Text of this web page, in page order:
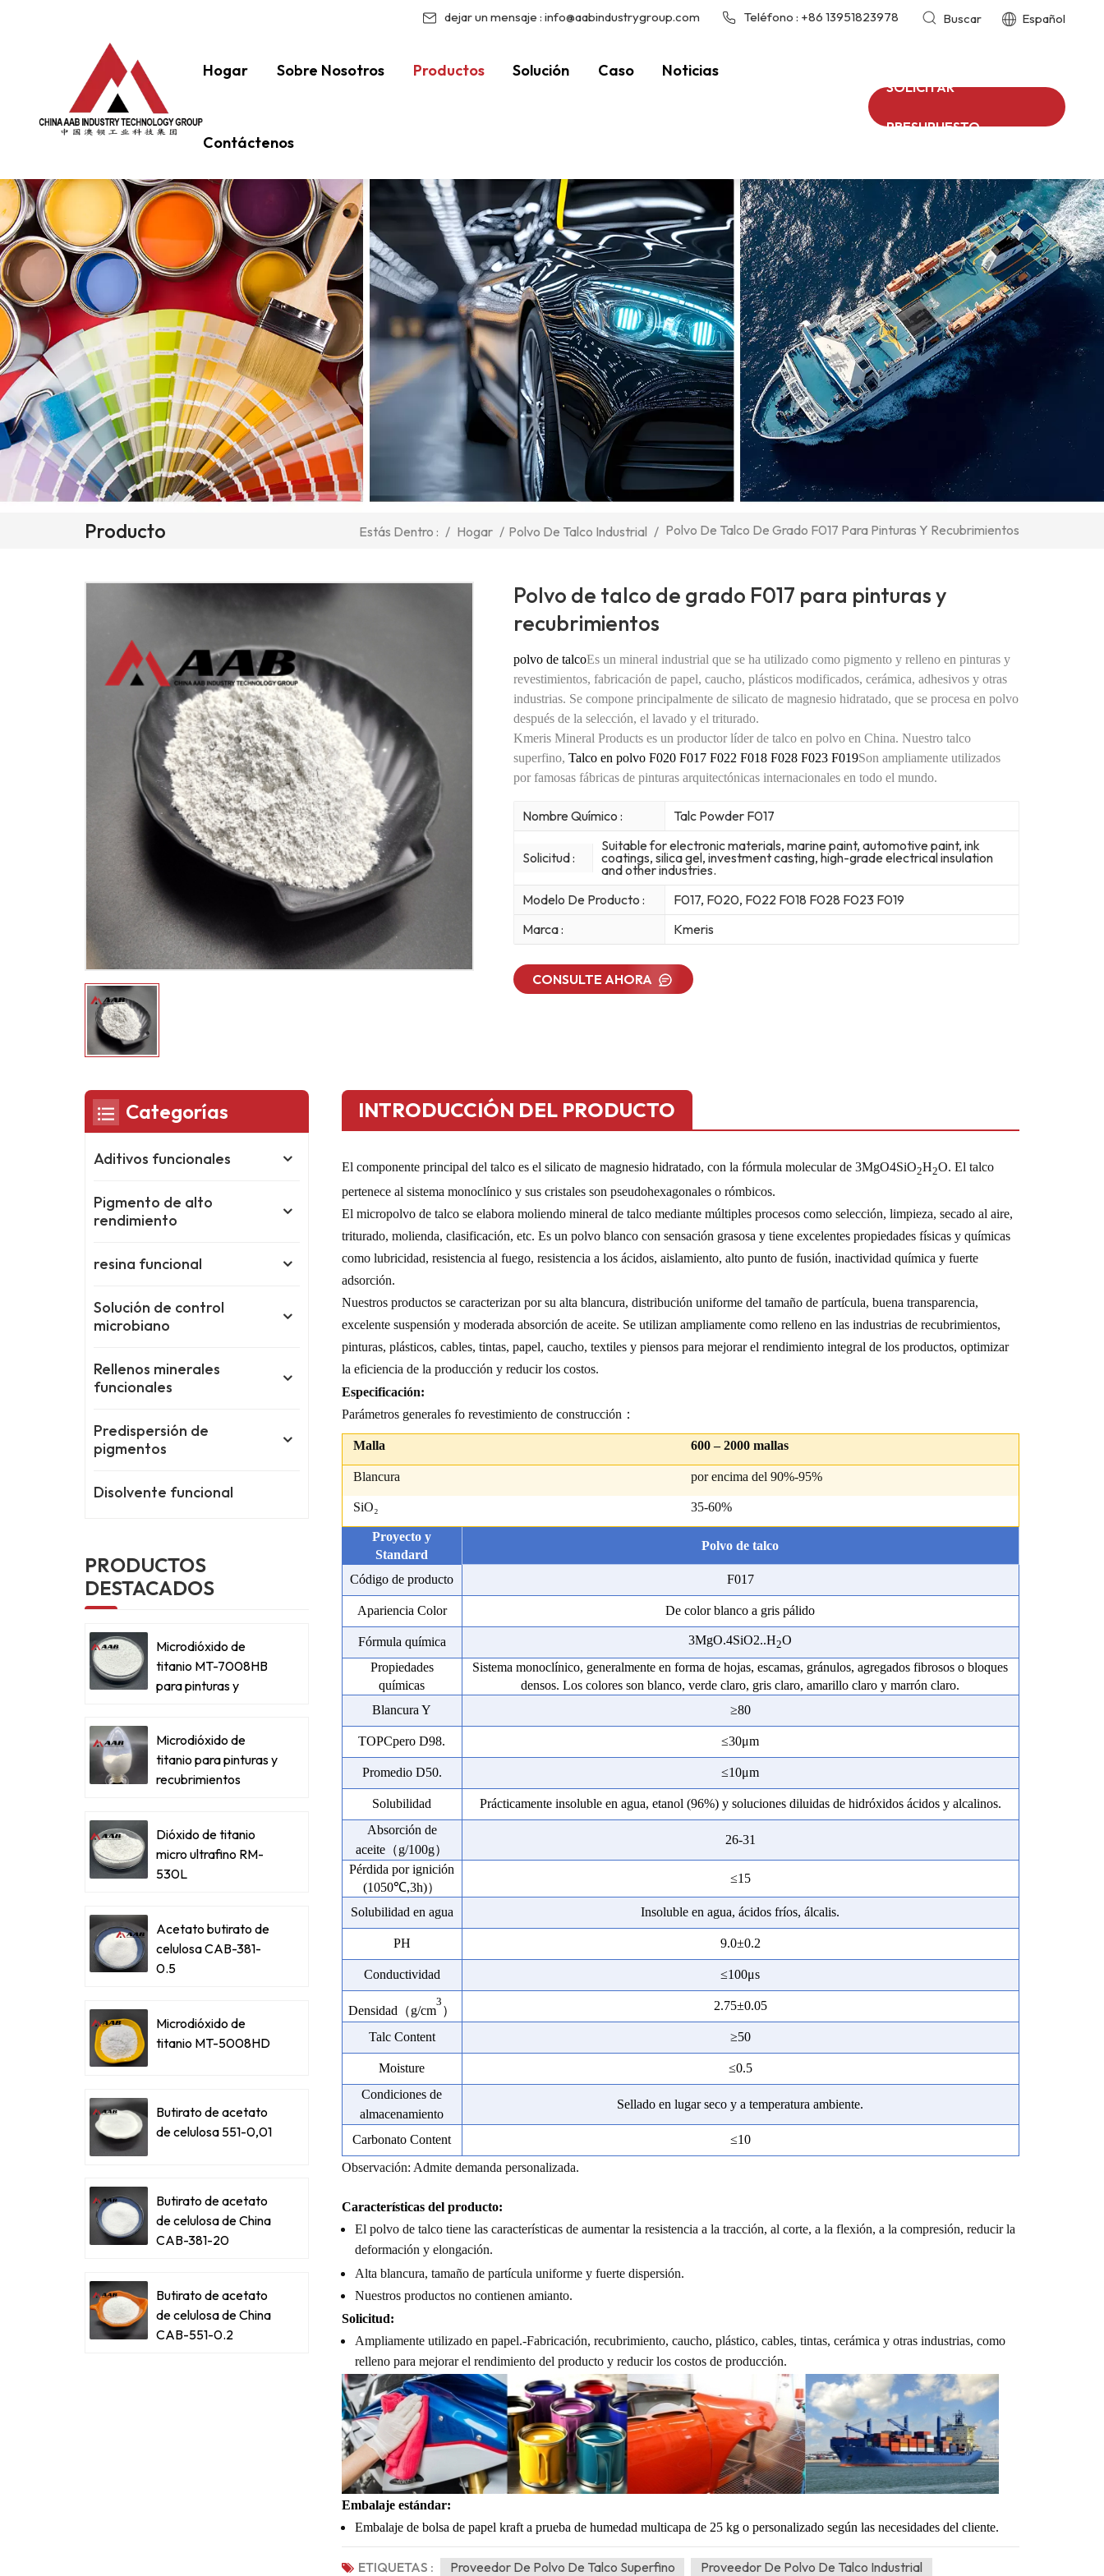
dejar un mensaje : info@aabindustrygroup.com Teléfono : +86 13951823978 Buscar Español
Hogar Sobre Nosotros Productos Solución Caso Noticias
Contáctenos
SOLICITAR
PRESUPUESTO
Producto Estás Dentro : / Hogar / Polvo De Talco Industrial / Polvo De Talco De Grado F017 Para Pinturas Y Recubrimientos
Polvo de talco de grado F017 para pinturas y
recubrimientos
polvo de talcoEs un mineral industrial que se ha utilizado como pigmento y relleno en pinturas y
revestimientos, fabricación de papel, caucho, plásticos modificados, cerámica, adhesivos y otras
industrias. Se compone principalmente de silicato de magnesio hidratado, que se procesa en polvo
después de la selección, el lavado y el triturado.
Kmeris Mineral Products es un productor líder de talco en polvo en China. Nuestro talco
superfino, Talco en polvo F020 F017 F022 F018 F028 F023 F019Son ampliamente utilizados
por famosas fábricas de pinturas arquitectónicas internacionales en todo el mundo.
Nombre Químico : Talc Powder F017
Solicitud :
Suitable for electronic materials, marine paint, automotive paint, ink
coatings, silica gel, investment casting, high-grade electrical insulation
and other industries.
Modelo De Producto :
F017, F020, F022 F018 F028 F023 F019
Marca :
Kmeris
CONSULTE AHORA
INTRODUCCIÓN DEL PRODUCTO
El componente principal del talco es el silicato de magnesio hidratado, con la fórmula molecular de 3MgO4SiO2H2O. El talco
pertenece al sistema monoclínico y sus cristales son pseudohexagonales o rómbicos.
El micropolvo de talco se elabora moliendo mineral de talco mediante múltiples procesos como selección, limpieza, secado al aire,
triturado, molienda, clasificación, etc. Es un polvo blanco con sensación grasosa y tiene excelentes propiedades físicas y químicas
como lubricidad, resistencia al fuego, resistencia a los ácidos, aislamiento, alto punto de fusión, inactividad química y fuerte
adsorción.
Nuestros productos se caracterizan por su alta blancura, distribución uniforme del tamaño de partícula, buena transparencia,
excelente suspensión y moderada absorción de aceite. Se utilizan ampliamente como relleno en las industrias de recubrimientos,
pinturas, plásticos, cables, tintas, papel, caucho, textiles y piensos para mejorar el rendimiento integral de los productos, optimizar
la eficiencia de la producción y reducir los costos.
Especificación:
Parámetros generales fo revestimiento de construcción ：
Malla 600 – 2000 mallas
Blancura por encima del 90%-95%
SiO₂ 35-60%
Proyecto y
Standard
Polvo de talco
Código de producto F017
Apariencia Color De color blanco a gris pálido
Fórmula química 3MgO.4SiO2..H2O
Propiedades
químicas
Sistema monoclínico, generalmente en forma de hojas, escamas, gránulos, agregados fibrosos o bloques
densos. Los colores son blanco, verde claro, gris claro, amarillo claro y marrón claro.
Blancura Y
≥80
TOPCpero D98. ≤30μm
Promedio D50. ≤10μm
Solubilidad
Prácticamente insoluble en agua, etanol (96%) y soluciones diluidas de hidróxidos ácidos y alcalinos.
Absorción de
aceite （g/100g）
26-31
Pérdida por ignición
(1050℃,3h)）
≤15
Solubilidad en agua Insoluble en agua, ácidos fríos, álcalis.
PH 9.0±0.2
Conductividad ≤100μs
Densidad （g/cm
3
） 2.75±0.05
Talc Content ≥50
Moisture ≤0.5
Condiciones de
almacenamiento
Sellado en lugar seco y a temperatura ambiente.
Carbonato Content
≤10
Observación: Admite demanda personalizada.
Características del producto:
El polvo de talco tiene las características de aumentar la resistencia a la tracción, al corte, a la flexión, a la compresión, reducir la
deformación y elongación.
Alta blancura, tamaño de partícula uniforme y fuerte dispersión.
Nuestros productos no contienen amianto.
Solicitud:
Ampliamente utilizado en papel.-Fabricación, recubrimiento, caucho, plástico, cables, tintas, cerámica y otras industrias, como
relleno para mejorar el rendimiento del producto y reducir los costos de producción.
Embalaje estándar:
Embalaje de bolsa de papel kraft a prueba de humedad multicapa de 25 kg o personalizado según las necesidades del cliente.
ETIQUETAS : Proveedor De Polvo De Talco Superfino Proveedor De Polvo De Talco Industrial
Categorías
Aditivos funcionales
Pigmento de alto
rendimiento
resina funcional
Solución de control
microbiano
Rellenos minerales
funcionales
Predispersión de
pigmentos
Disolvente funcional
PRODUCTOS
DESTACADOS
Microdióxido de
titanio MT-7008HB
para pinturas y
Microdióxido de
titanio para pinturas y
recubrimientos
Dióxido de titanio
micro ultrafino RM-
530L
Acetato butirato de
celulosa CAB-381-
0.5
Microdióxido de
titanio MT-5008HD
Butirato de acetato
de celulosa 551-0,01
Butirato de acetato
de celulosa de China
CAB-381-20
Butirato de acetato
de celulosa de China
CAB-551-0.2